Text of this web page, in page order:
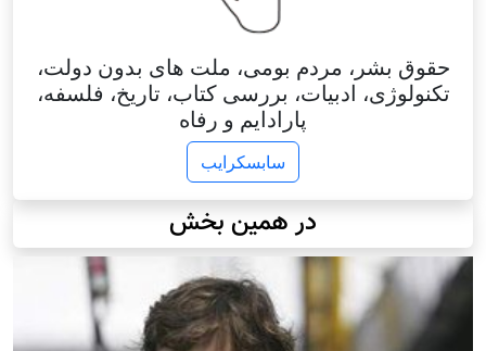
حقوق بشر، مردم بومی، ملت های بدون دولت،
تکنولوژی، ادبیات، بررسی کتاب، تاریخ، فلسفه،
پارادایم و رفاه
سابسکرایب
در همین بخش